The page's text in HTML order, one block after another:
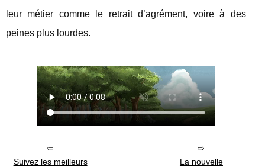
leur métier comme le retrait d’agrément, voire à des
peines plus lourdes.
Suivez les meilleurs
La nouvelle